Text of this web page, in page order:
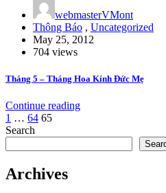
webmasterVMont
Thông Báo , Uncategorized
May 25, 2012
704 views
Tháng 5 – Tháng Hoa Kính Đức Mẹ
Continue reading
Posts
pagination
1 … 64 65
Search
Archives